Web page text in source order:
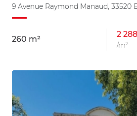
9 Avenue Raymond Manaud, 33520
260 m²
2
/m²